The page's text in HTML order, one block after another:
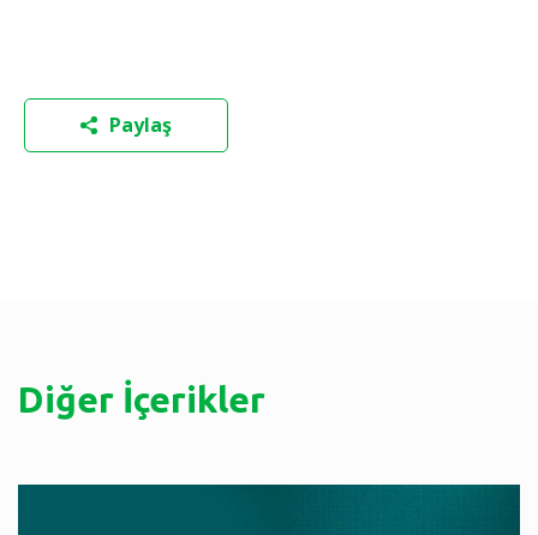
Paylaş
Diğer İçerikler